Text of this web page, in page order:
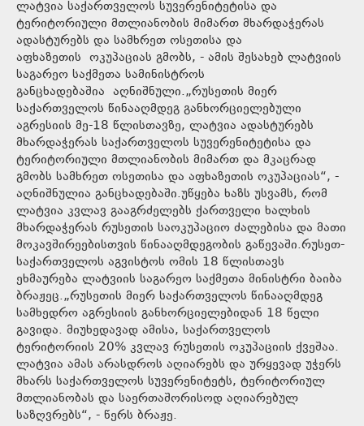
ლატვია საქართველოს სუვერენიტეტისა და
ტერიტორიული მთლიანობის მიმართ მხარდაჭერას
ადასტურებს და სამხრეთ ოსეთისა და
აფხაზეთის ოკუპაციას გმობს, - ამის შესახებ ლატვიის
საგარეო საქმეთა სამინისტროს
განცხადებაშია აღნიშნული.„რუსეთის მიერ
საქართველოს წინააღმდეგ განხორციელებული
აგრესიის მე-18 წლისთავზე, ლატვია ადასტურებს
მხარდაჭერას საქართველოს სუვერენიტეტისა და
ტერიტორიული მთლიანობის მიმართ და მკაცრად
გმობს სამხრეთ ოსეთისა და აფხაზეთის ოკუპაციას“, -
აღნიშნულია განცხადებაში.უწყება ხაზს უსვამს, რომ
ლატვია კვლავ გააგრძელებს ქართველი ხალხის
მხარდაჭერას რუსეთის საოკუპაციო ძალებისა და მათი
მოკავშირეებისთვის წინააღმდეგობის გაწევაში.რუსეთ-
საქართველოს აგვისტოს ომის 18 წლისთავს
ეხმაურება ლატვიის საგარეო საქმეთა მინისტრი ბაიბა
ბრაჟეც.„რუსეთის მიერ საქართველოს წინააღმდეგ
სამხედრო აგრესიის განხორციელებიდან 18 წელი
გავიდა. მიუხედავად ამისა, საქართველოს
ტერიტორიის 20% კვლავ რუსეთის ოკუპაციის ქვეშაა.
ლატვია ამას არასდროს აღიარებს და ურყევად უჭერს
მხარს საქართველოს სუვერენიტეტს, ტერიტორიულ
მთლიანობას და საერთაშორისოდ აღიარებულ
საზღვრებს“, - წერს ბრაჟე.